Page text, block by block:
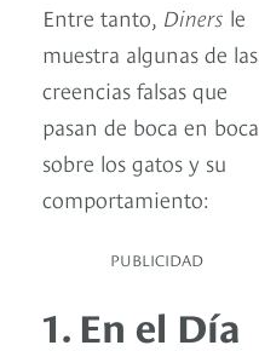
Entre tanto, Diners le
muestra algunas de las
creencias falsas que
pasan de boca en boca
sobre los gatos y su
comportamiento:
PUBLICIDAD
1. En el Día